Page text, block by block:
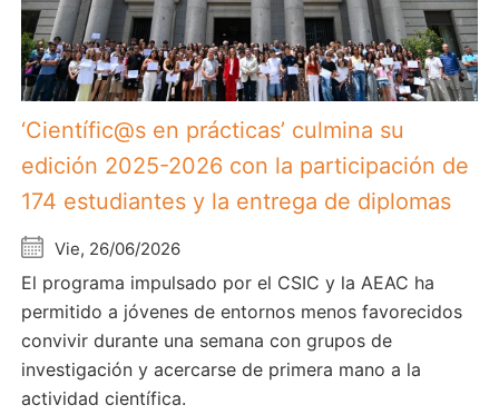
‘Científic@s en prácticas’ culmina su
edición 2025-2026 con la participación de
174 estudiantes y la entrega de diplomas
Vie, 26/06/2026
El programa impulsado por el CSIC y la AEAC ha
permitido a jóvenes de entornos menos favorecidos
convivir durante una semana con grupos de
investigación y acercarse de primera mano a la
actividad científica.